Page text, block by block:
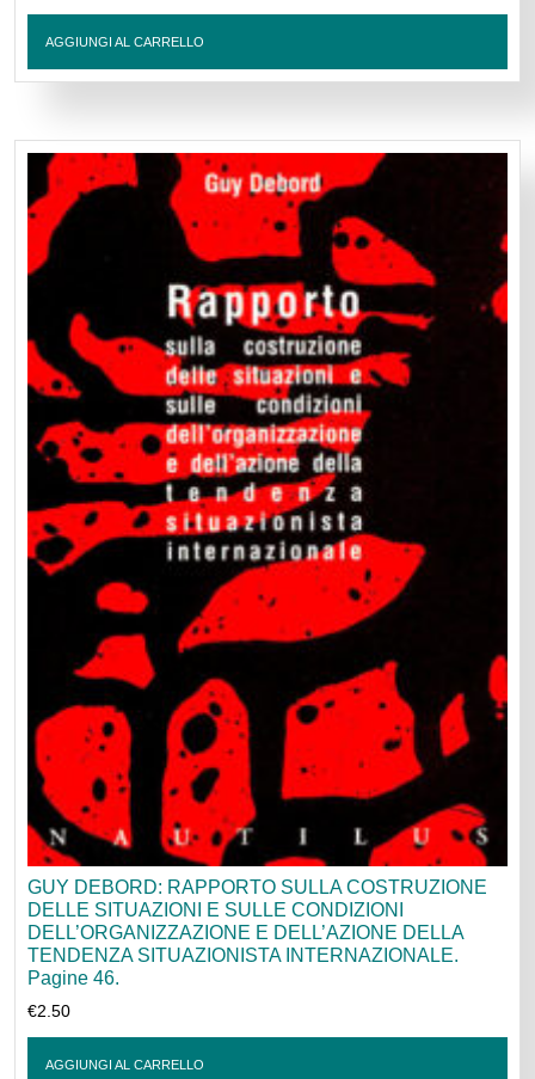
AGGIUNGI AL CARRELLO
GUY DEBORD: RAPPORTO SULLA COSTRUZIONE
DELLE SITUAZIONI E SULLE CONDIZIONI
DELL’ORGANIZZAZIONE E DELL’AZIONE DELLA
TENDENZA SITUAZIONISTA INTERNAZIONALE.
Pagine 46.
€2.50
AGGIUNGI AL CARRELLO